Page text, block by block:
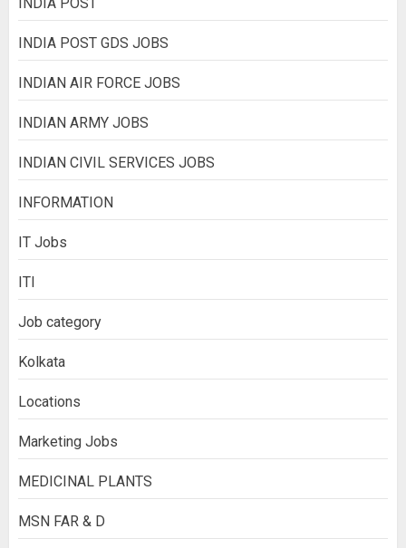
INDIA POST GDS JOBS
INDIAN AIR FORCE JOBS
INDIAN ARMY JOBS
INDIAN CIVIL SERVICES JOBS
INFORMATION
IT Jobs
ITI
Job category
Kolkata
Locations
Marketing Jobs
MEDICINAL PLANTS
MSN FAR & D